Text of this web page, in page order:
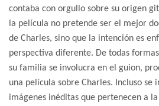
contaba con orgullo sobre su origen
la película no pretende ser el mejor
de Charles, sino que la intención es
perspectiva diferente. De todas
su familia se involucra en el guion,
una película sobre Charles. Incluso se
imágenes inéditas que pertenecen a